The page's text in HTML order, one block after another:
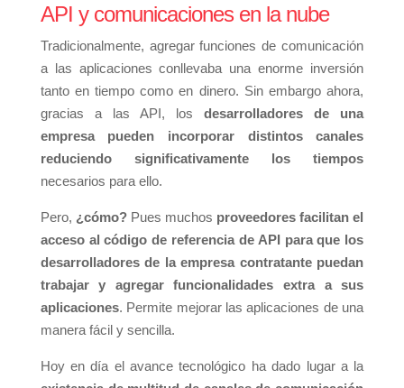
API y comunicaciones en la nube
Tradicionalmente, agregar funciones de comunicación
a las aplicaciones conllevaba una enorme inversión
tanto en tiempo como en dinero. Sin embargo ahora,
gracias a las API, losdesarrolladores de una
empresa pueden incorporar distintos canales
reduciendo significativamente los tiempos
necesarios para ello.
Pero, ¿cómo? Pues muchos proveedores facilitan el
acceso al código de referencia de API para que los
desarrolladores de la empresa contratante puedan
trabajar y agregar funcionalidades extra a sus
aplicaciones. Permite mejorar las aplicaciones de una
manera fácil y sencilla.
Hoy en día el avance tecnológico ha dado lugar a la